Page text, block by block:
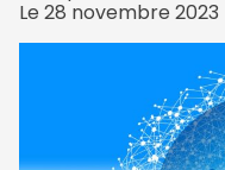
Le 28 novembre 2023